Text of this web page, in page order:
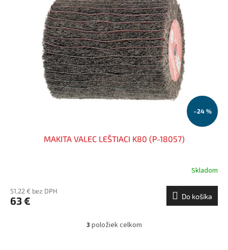
–24 %
MAKITA VALEC LEŠTIACI K80 (P-18057)
Skladom
51,22 € bez DPH
63 € Do košíka
O
3 položiek celkom